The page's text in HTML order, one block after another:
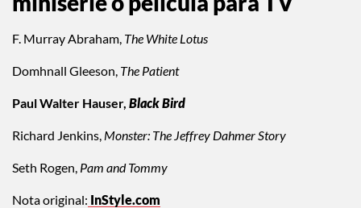
F. Murray Abraham, The White Lotus
Domhnall Gleeson, The Patient
Paul Walter Hauser, Black Bird
Richard Jenkins, Monster: The Jeffrey Dahmer Story
Seth Rogen, Pam and Tommy
Nota original: InStyle.com